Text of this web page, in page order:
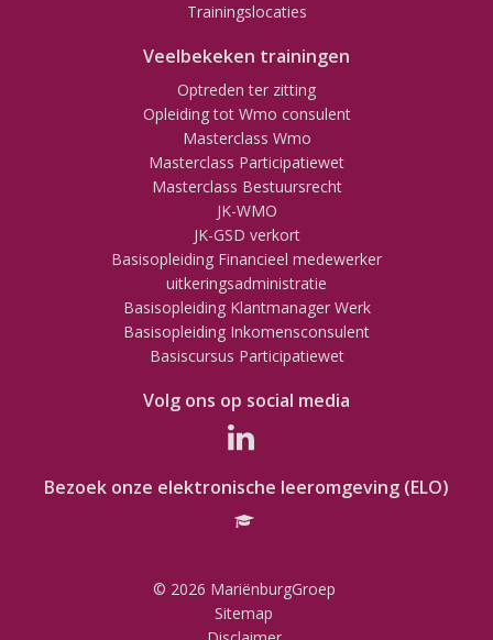
Trainingslocaties
Veelbekeken trainingen
Optreden ter zitting
Opleiding tot Wmo consulent
Masterclass Wmo
Masterclass Participatiewet
Masterclass Bestuursrecht
JK-WMO
JK-GSD verkort
Basisopleiding Financieel medewerker
uitkeringsadministratie
Basisopleiding Klantmanager Werk
Basisopleiding Inkomensconsulent
Basiscursus Participatiewet
Volg ons op social media
Bezoek onze elektronische leeromgeving (ELO)
© 2026 MariënburgGroep
Sitemap